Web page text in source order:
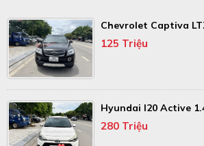
Chevrolet Captiva
125 Triệu
Hyundai I20 Active
280 Triệu